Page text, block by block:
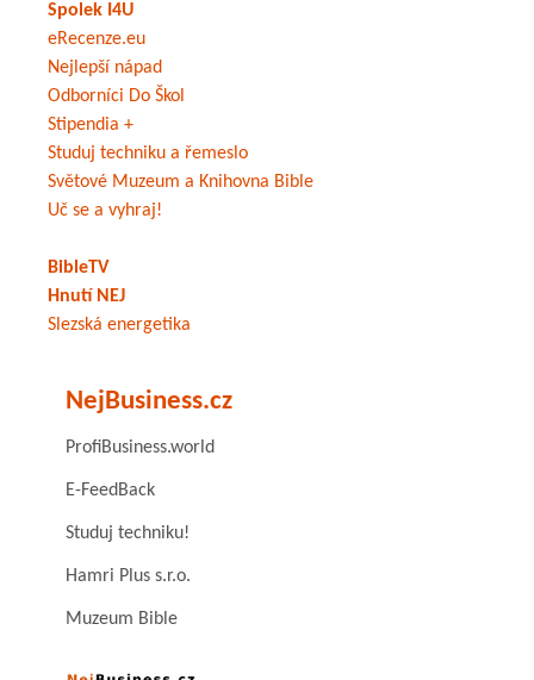
Spolek I4U
eRecenze.eu
Nejlepší nápad
Odborníci Do Škol
Stipendia +
Studuj techniku a řemeslo
Světové Muzeum a Knihovna Bible
Uč se a vyhraj!
BibleTV
Hnutí NEJ
Slezská energetika
NejBusiness.cz
ProfiBusiness.world
E-FeedBack
Studuj techniku!
Hamri Plus s.r.o.
Muzeum Bible